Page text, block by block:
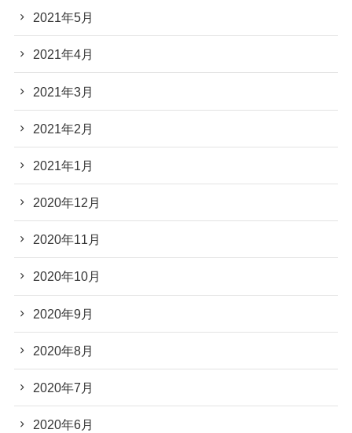
2021年5月
2021年4月
2021年3月
2021年2月
2021年1月
2020年12月
2020年11月
2020年10月
2020年9月
2020年8月
2020年7月
2020年6月